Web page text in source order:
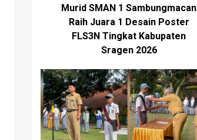
Murid SMAN 1 Sambungmacan
Raih Juara 1 Desain Poster
FLS3N Tingkat Kabupaten
Sragen 2026